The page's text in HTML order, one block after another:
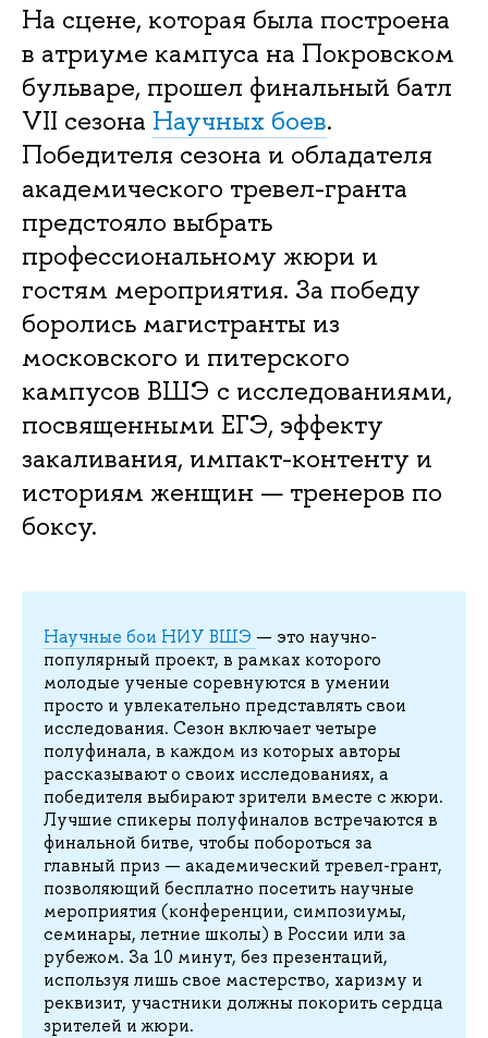
На сцене, которая была построена
в атриуме кампуса на Покровском
бульваре, прошел финальный батл
VII сезона Научных боев.
Победителя сезона и обладателя
академического тревел-гранта
предстояло выбрать
профессиональному жюри и
гостям мероприятия. За победу
боролись магистранты из
московского и питерского
кампусов ВШЭ с исследованиями,
посвященными ЕГЭ, эффекту
закаливания, импакт-контенту и
историям женщин — тренеров по
боксу.
Научные бои НИУ ВШЭ — это научно-
популярный проект, в рамках которого
молодые ученые соревнуются в умении
просто и увлекательно представлять свои
исследования. Сезон включает четыре
полуфинала, в каждом из которых авторы
рассказывают о своих исследованиях, а
победителя выбирают зрители вместе с жюри.
Лучшие спикеры полуфиналов встречаются в
финальной битве, чтобы побороться за
главный приз — академический тревел-грант,
позволяющий бесплатно посетить научные
мероприятия (конференции, симпозиумы,
семинары, летние школы) в России или за
рубежом. За 10 минут, без презентаций,
используя лишь свое мастерство, харизму и
реквизит, участники должны покорить сердца
зрителей и жюри.